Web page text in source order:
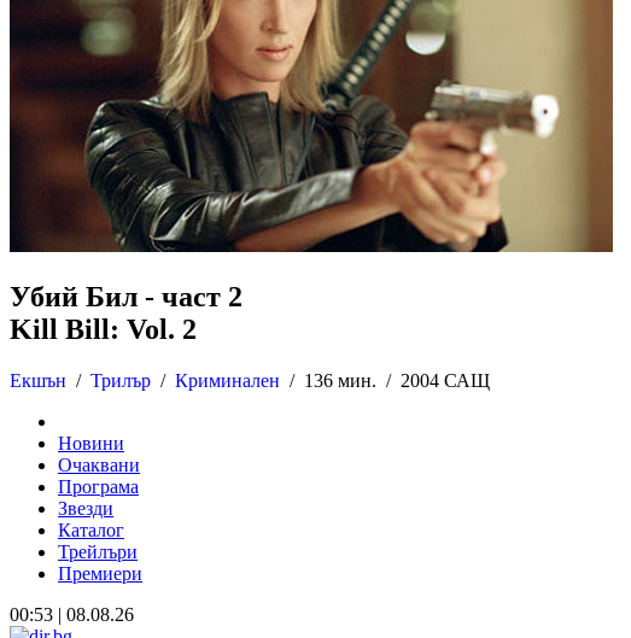
Убий Бил - част 2
Kill Bill: Vol. 2
Екшън / Трилър / Криминален / 136 мин. / 2004 САЩ
Новини
Очаквани
Програма
Звезди
Каталог
Трейлъри
Премиери
00:53 | 08.08.26